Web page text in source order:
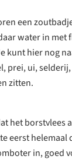
een
water in
kunt hier nog
prei, ui,
zitten.
het
eerst
in, goed